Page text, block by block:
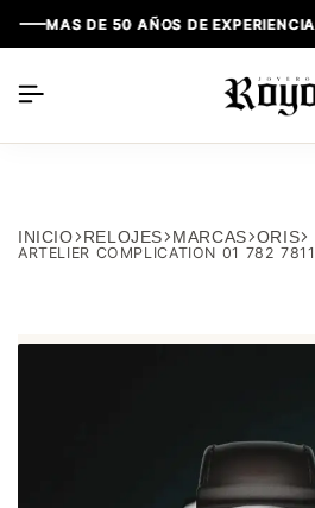
MAS DE 50 AÑOS DE EXPERIENCIA
MAS DE 50 AÑOS DE EXPERIENCIA
MAS DE 50 AÑOS DE EXPERIENCIA
INICIO RELOJES MARCAS ORIS
ARTELIER COMPLICATION 01 782